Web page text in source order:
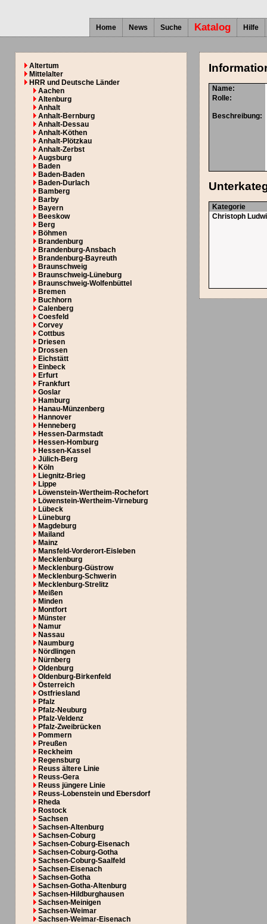
Home News Suche Katalog Hilfe
Altertum
Mittelalter
HRR und Deutsche Länder
Aachen
Altenburg
Anhalt
Anhalt-Bernburg
Anhalt-Dessau
Anhalt-Köthen
Anhalt-Plötzkau
Anhalt-Zerbst
Augsburg
Baden
Baden-Baden
Baden-Durlach
Bamberg
Barby
Bayern
Beeskow
Berg
Böhmen
Brandenburg
Brandenburg-Ansbach
Brandenburg-Bayreuth
Braunschweig
Braunschweig-Lüneburg
Braunschweig-Wolfenbüttel
Bremen
Buchhorn
Calenberg
Coesfeld
Corvey
Cottbus
Driesen
Drossen
Eichstätt
Einbeck
Erfurt
Frankfurt
Goslar
Hamburg
Hanau-Münzenberg
Hannover
Henneberg
Hessen-Darmstadt
Hessen-Homburg
Hessen-Kassel
Jülich-Berg
Köln
Liegnitz-Brieg
Lippe
Löwenstein-Wertheim-Rochefort
Löwenstein-Wertheim-Virneburg
Lübeck
Lüneburg
Magdeburg
Mailand
Mainz
Mansfeld-Vorderort-Eisleben
Mecklenburg
Mecklenburg-Güstrow
Mecklenburg-Schwerin
Mecklenburg-Strelitz
Meißen
Minden
Montfort
Münster
Namur
Nassau
Naumburg
Nördlingen
Nürnberg
Oldenburg
Oldenburg-Birkenfeld
Österreich
Ostfriesland
Pfalz
Pfalz-Neuburg
Pfalz-Veldenz
Pfalz-Zweibrücken
Pommern
Preußen
Reckheim
Regensburg
Reuss ältere Linie
Reuss-Gera
Reuss jüngere Linie
Reuss-Lobenstein und Ebersdorf
Rheda
Rostock
Sachsen
Sachsen-Altenburg
Sachsen-Coburg
Sachsen-Coburg-Eisenach
Sachsen-Coburg-Gotha
Sachsen-Coburg-Saalfeld
Sachsen-Eisenach
Sachsen-Gotha
Sachsen-Gotha-Altenburg
Sachsen-Hildburghausen
Sachsen-Meinigen
Sachsen-Weimar
Sachsen-Weimar-Eisenach
Name:
Rolle:
Beschreibung:
Kategorie
Christoph